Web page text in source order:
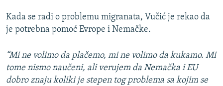
t
h
d
n
i
e
d
i
s
l
Kada se radi o problemu migranata, Vučić je rekao da
je potrebna pomoć Evrope i Nemačke.
“Mi ne volimo da plačemo, mi ne volimo da kukamo. Mi
tome nismo naučeni, ali verujem da Nemačka i EU
dobro znaju koliki je stepen tog problema sa kojim se